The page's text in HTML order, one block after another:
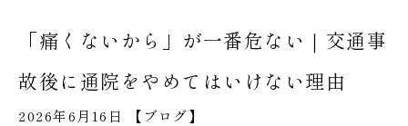
「痛くないから」が一番危ない｜交通事
故後に通院をやめてはいけない理由
2026年6月16日 【 ブログ】